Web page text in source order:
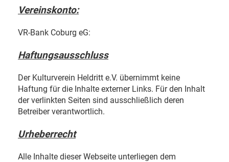
Vereinskonto:
VR-Bank Coburg eG:
Haftungsausschluss
Der Kulturverein Heldritt e.V. übernimmt keine
Haftung für die Inhalte externer Links. Für den Inhalt
der verlinkten Seiten sind ausschließlich deren
Betreiber verantwortlich.
Urheberrecht
Alle Inhalte dieser Webseite unterliegen dem